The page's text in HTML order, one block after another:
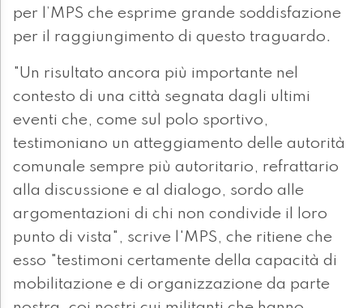
per l’MPS che esprime grande soddisfazione
per il raggiungimento di questo traguardo.
"Un risultato ancora più importante nel
contesto di una città segnata dagli ultimi
eventi che, come sul polo sportivo,
testimoniano un atteggiamento delle autorità
comunale sempre più autoritario, refrattario
alla discussione e al dialogo, sordo alle
argomentazioni di chi non condivide il loro
punto di vista", scrive l'MPS, che ritiene che
esso "testimoni certamente della capacità di
mobilitazione e di organizzazione da parte